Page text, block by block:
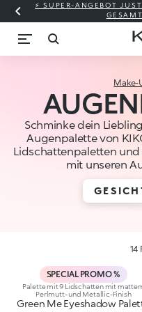
⚡ SUPER-ANGEBOT
Make-
Schminke dein
Augenpalette von
Lidschattenpaletten
mit unseren
14
SPECIAL PROMO %
Palette mit 9 Lidschatten mit
Perlmutt- und Metallic-Finish
Green Me Eyeshadow